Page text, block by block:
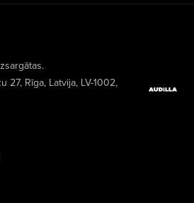
27, Rīga, Latvija, LV-1002,